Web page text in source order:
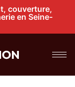
couverture,
en Seine-